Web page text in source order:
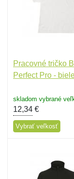
Pracovné tričko
Perfect Pro -
skladom vybrané
12,34 €
Vybrať veľkosť